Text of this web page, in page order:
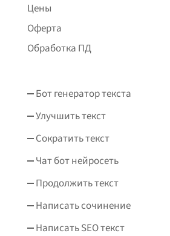
Цены
Оферта
Обработка ПД
Бот генератор текста
Улучшить текст
Сократить текст
Чат бот нейросеть
Продолжить текст
Написать сочинение
Написать SEO текст